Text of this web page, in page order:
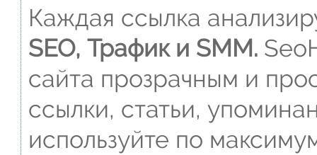
Каждая ссылка
SEO, Трафик и SMM.
сайта прозрачным и
ссылки, статьи,
используйте по